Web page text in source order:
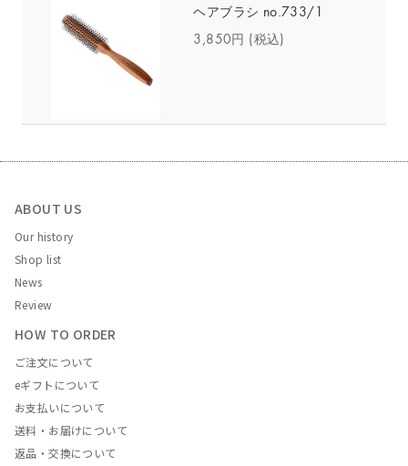
ヘアブラシ no.733/1
3,850円 (税込)
ABOUT US
Our history
Shop list
News
Review
HOW TO ORDER
ご注文について
eギフトについて
お支払いについて
送料・お届けについて
返品・交換について